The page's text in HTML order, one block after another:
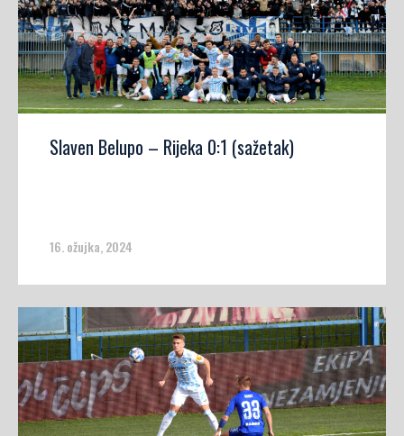
Slaven Belupo – Rijeka 0:1 (sažetak)
16. ožujka, 2024